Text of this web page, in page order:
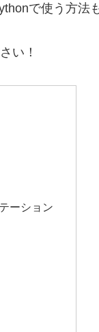
で使う方法
い！
ーション